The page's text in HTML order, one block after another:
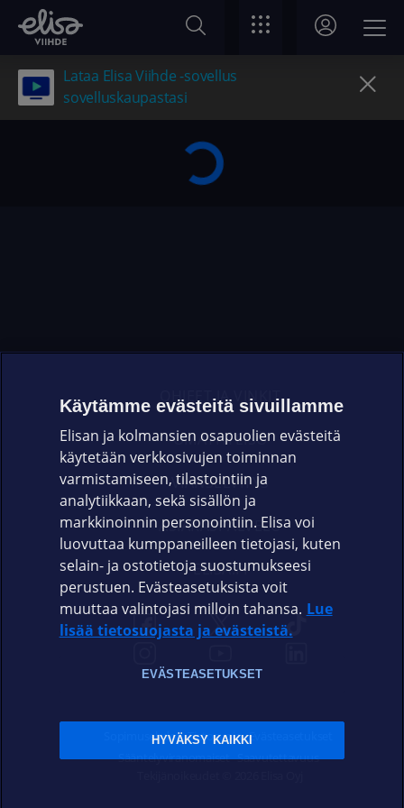
Lataa Elisa Viihde -sovellus
sovelluskaupastasi
OHJEET JA VINKIT
OMAYHTEISÖ
VIANSELVITYS
ASIAKASPALVELU
ELISA.FI
Sopimusehdot Tietosuoja Evästeasetukset
Sääntelyviranomaiset Saavutettavuus
Käytämme evästeitä sivuillamme
Elisan ja kolmansien osapuolien evästeitä
käytetään verkkosivujen toiminnan
varmistamiseen, tilastointiin ja
analytiikkaan, sekä sisällön ja
markkinoinnin personointiin. Elisa voi
luovuttaa kumppaneilleen tietojasi, kuten
selain- ja ostotietoja suostumukseesi
perustuen. Evästeasetuksista voit
muuttaa valintojasi milloin tahansa. Lue
lisää tietosuojasta ja evästeistä.
EVÄSTEASETUKSET
HYVÄKSY KAIKKI